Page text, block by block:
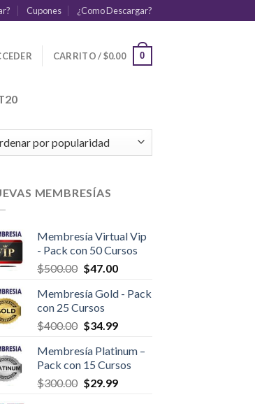
Cupones ¿Como Descargar?
CARRITO /$0.00 0
MEMBRESÍAS
Membresía Virtual Vip
- Pack con 50 Cursos
$500.00 $47.00
Membresía Gold - Pack
con 25 Cursos
$400.00 $34.99
Membresía Platinum –
Pack con 15 Cursos
$300.00 $29.99